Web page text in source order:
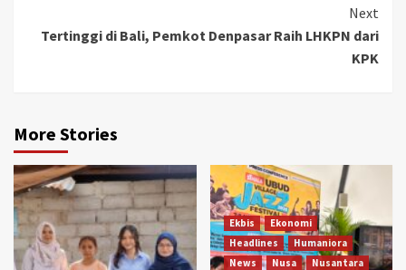
Next
Tertinggi di Bali, Pemkot Denpasar Raih LHKPN dari
KPK
More Stories
Ekbis
Ekonomi
Headlines
Humaniora
News
Nusa
Nusantara